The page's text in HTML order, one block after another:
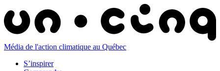
Média de l'action climatique au Québec
S’inspirer